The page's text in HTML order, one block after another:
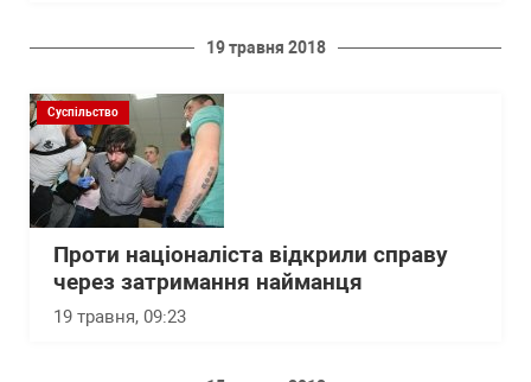
19 травня 2018
Суспільство
Проти націоналіста відкрили справу
через затримання найманця
19 травня, 09:23